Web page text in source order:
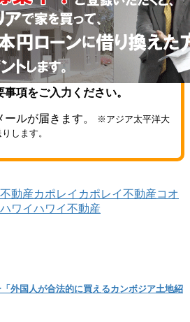
項をご入力ください。
ルが届きます。
※アジア太平洋大
します。
動産カポレイ カポレイ不動産コオ
ハワイハワイ不動産
外国人が合法的に買えるカンボジア土地紹